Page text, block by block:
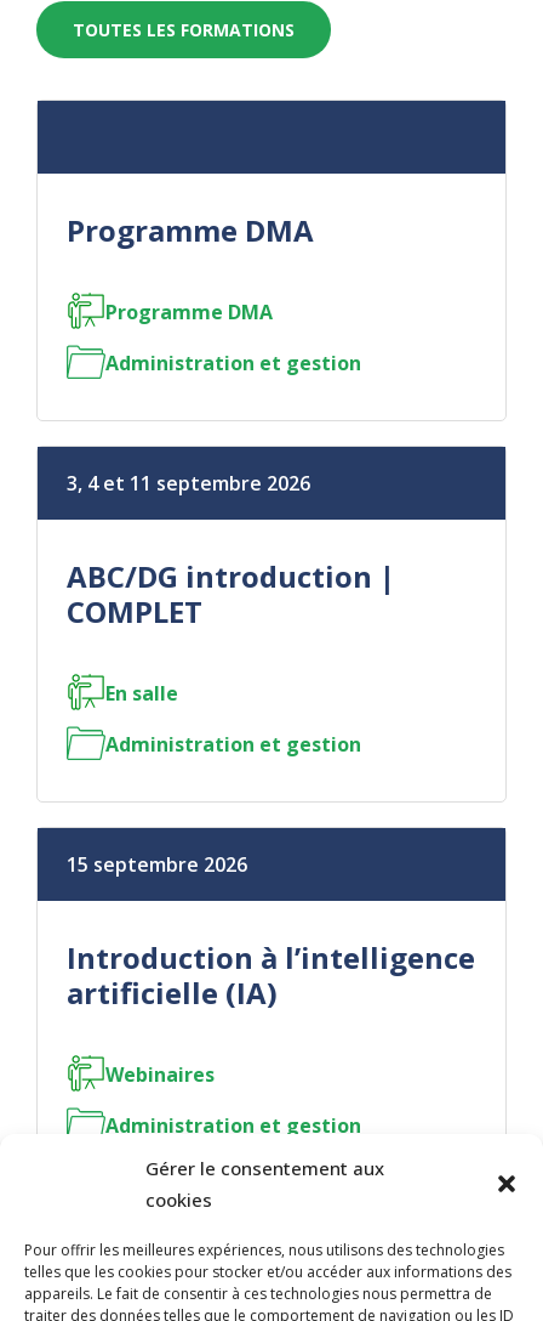
Gérer le consentement aux
cookies
Pour offrir les meilleures expériences, nous utilisons des technologies
telles que les cookies pour stocker et/ou accéder aux informations des
appareils. Le fait de consentir à ces technologies nous permettra de
traiter des données telles que le comportement de navigation ou les ID
TOUTES LES FORMATIONS
Programme DMA
Programme DMA
Administration et gestion
3, 4 et 11 septembre 2026
ABC/DG introduction |
COMPLET
En salle
Administration et gestion
15 septembre 2026
Introduction à l’intelligence
artificielle (IA)
Webinaires
Administration et gestion
NOUS JOINDRE